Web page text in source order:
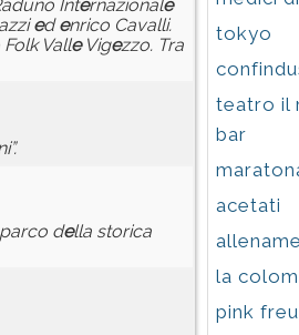
Internazionale
edenrico Cavalli.
ValleVigezzo. Tra
della storica
tokyo
teatro il
bar
acetati
la
pink